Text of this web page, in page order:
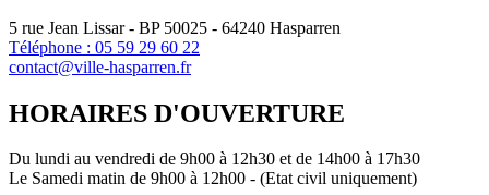
5 rue Jean Lissar - BP 50025 - 64240 Hasparren
Téléphone : 05 59 29 60 22
contact@ville-hasparren.fr
HORAIRES D'OUVERTURE
Du lundi au vendredi de 9h00 à 12h30 et de 14h00 à 17h30
Le Samedi matin de 9h00 à 12h00 - (Etat civil uniquement)